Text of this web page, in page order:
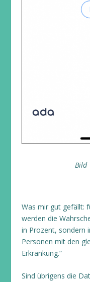
Bild
Was mir gut gefällt:
werden die
in Prozent, sondern
Personen mit den
Erkrankung.“
Sind übrigens die